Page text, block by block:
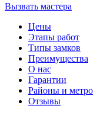
Вызвать мастера
Цены
Этапы работ
Типы замков
Преимущества
О нас
Гарантии
Районы и метро
Отзывы